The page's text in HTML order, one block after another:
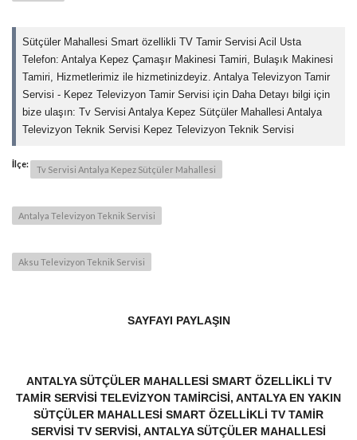
Sütçüler Mahallesi Smart özellikli TV Tamir Servisi Acil Usta
Telefon: Antalya Kepez Çamaşır Makinesi Tamiri, Bulaşık Makinesi
Tamiri, Hizmetlerimiz ile hizmetinizdeyiz. Antalya Televizyon Tamir
Servisi - Kepez Televizyon Tamir Servisi için Daha Detayı bilgi için
bize ulaşın: Tv Servisi Antalya Kepez Sütçüler Mahallesi Antalya
Televizyon Teknik Servisi Kepez Televizyon Teknik Servisi
İlçe:
Tv Servisi Antalya Kepez Sütçüler Mahallesi
Antalya Televizyon Teknik Servisi
Aksu Televizyon Teknik Servisi
SAYFAYI PAYLAŞIN
ANTALYA SÜTÇÜLER MAHALLESI SMART ÖZELLIKLI TV
TAMIR SERVISI TELEVIZYON TAMIRCISI, ANTALYA EN YAKIN
SÜTÇÜLER MAHALLESI SMART ÖZELLIKLI TV TAMIR
SERVISI TV SERVISI, ANTALYA SÜTÇÜLER MAHALLESI